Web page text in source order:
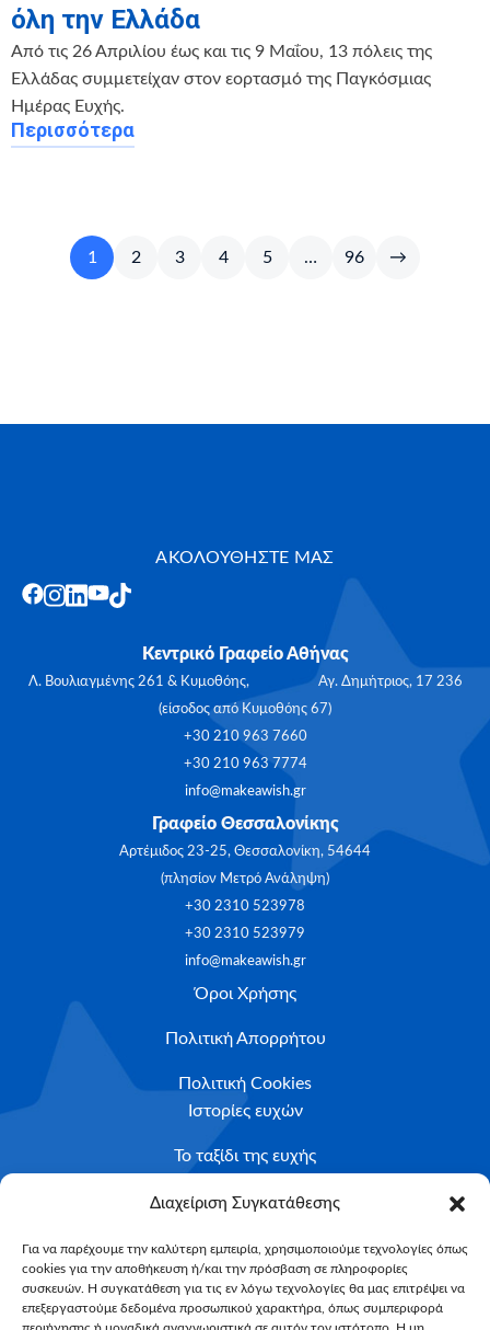
Διαχείριση Συγκατάθεσης
Για να παρέχουμε την καλύτερη εμπειρία, χρησιμοποιούμε τεχνολογίες όπως
cookies για την αποθήκευση ή/και την πρόσβαση σε πληροφορίες
συσκευών. Η συγκατάθεση για τις εν λόγω τεχνολογίες θα μας επιτρέψει να
επεξεργαστούμε δεδομένα προσωπικού χαρακτήρα, όπως συμπεριφορά
όλη την Ελλάδα
Από τις 26 Απριλίου έως και τις 9 Μαΐου, 13 πόλεις της
Ελλάδας συμμετείχαν στον εορτασμό της Παγκόσμιας
Ημέρας Ευχής.
Περισσότερα
1 2 3 4 5 … 96 →
ΑΚΟΛΟΥΘΗΣΤΕ ΜΑΣ
Κεντρικό Γραφείο Αθήνας
Λ. Βουλιαγμένης 261 & Κυμοθόης, Αγ. Δημήτριος, 17 236
(είσοδος από Κυμοθόης 67)
+30 210 963 7660
+30 210 963 7774
info@makeawish.gr
Γραφείο Θεσσαλονίκης
Αρτέμιδος 23-25, Θεσσαλονίκη, 54644
(πλησίον Μετρό Ανάληψη)
+30 2310 523978
+30 2310 523979
info@makeawish.gr
Όροι Χρήσης
Πολιτική Απορρήτου
Πολιτική Cookies
Ιστορίες ευχών
Το ταξίδι της ευχής
Κριτήρια Καταλληλότητας
Υποβολή Αιτήματος
NEWSLETTER
Email*